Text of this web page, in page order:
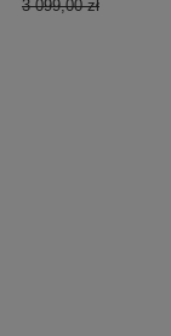
3 099,00 zł